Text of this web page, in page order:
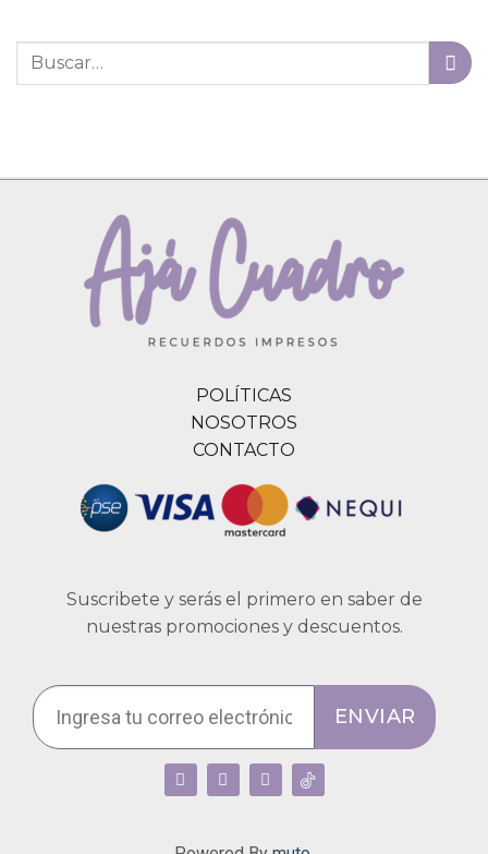
POLÍTICAS
NOSOTROS
CONTACTO
Suscribete y serás el primero en saber de
nuestras promociones y descuentos.
ENVIAR